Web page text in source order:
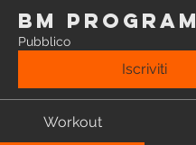
BM Program
Pubblico
Iscriviti
Workout